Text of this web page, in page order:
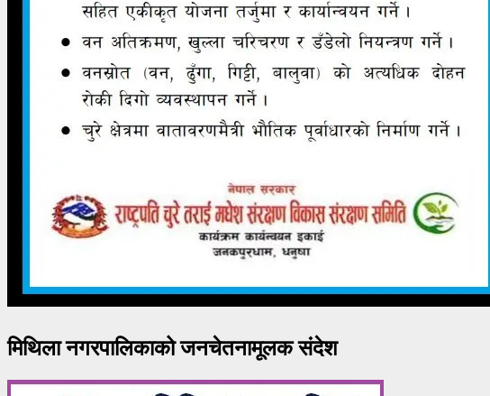
मिथिला नगरपालिकाको जनचेतनामूलक संदेश